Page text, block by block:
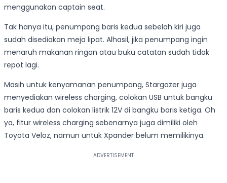
menggunakan captain seat.
Tak hanya itu, penumpang baris kedua sebelah kiri juga
sudah disediakan meja lipat. Alhasil, jika penumpang ingin
menaruh makanan ringan atau buku catatan sudah tidak
repot lagi.
Masih untuk kenyamanan penumpang, Stargazer juga
menyediakan wireless charging, colokan USB untuk bangku
baris kedua dan colokan listrik 12V di bangku baris ketiga. Oh
ya, fitur wireless charging sebenarnya juga dimiliki oleh
Toyota Veloz, namun untuk Xpander belum memilikinya.